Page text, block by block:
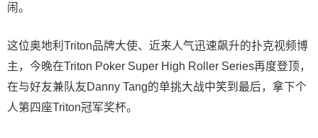
闹。
这位奥地利Triton品牌大使、近来人气迅速飙升的扑克视频博
主，今晚在Triton Poker Super High Roller Series再度登顶，
在与好友兼队友Danny Tang的单挑大战中笑到最后，拿下个
人第四座Triton冠军奖杯。